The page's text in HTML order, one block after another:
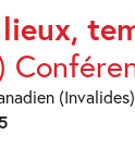
lieux,
(Invalides)